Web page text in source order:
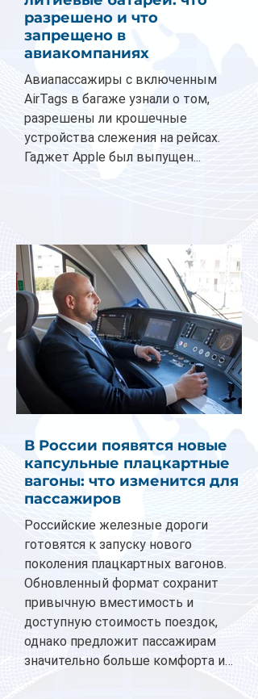
разрешено и что
запрещено в
авиакомпаниях
Авиапассажиры с включенным
AirTags в багаже узнали о том,
разрешены ли крошечные
устройства слежения на рейсах.
Гаджет Apple был выпущен...
В России появятся новые
капсульные плацкартные
вагоны: что изменится для
пассажиров
Российские железные дороги
готовятся к запуску нового
поколения плацкартных вагонов.
Обновленный формат сохранит
привычную вместимость и
доступную стоимость поездок,
однако предложит пассажирам
значительно больше комфорта и